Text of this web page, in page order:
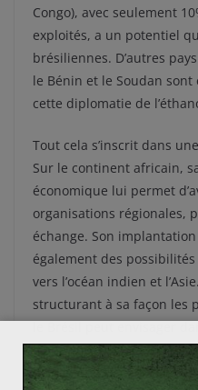
Congo), avec seulement
exploités, a un potentiel
brésiliennes. D’autres
le Bénin et le Soudan
cette diplomatie de
Tout cela s’inscrit dans
Sur le continent africain,
économique lui permet
organisations régionales,
échange. Son
également des
vers l’océan indien et
structurant à sa façon les
le Brésil peut envisager
d’une sorte d’OPEP du
de file. Entre solidarité